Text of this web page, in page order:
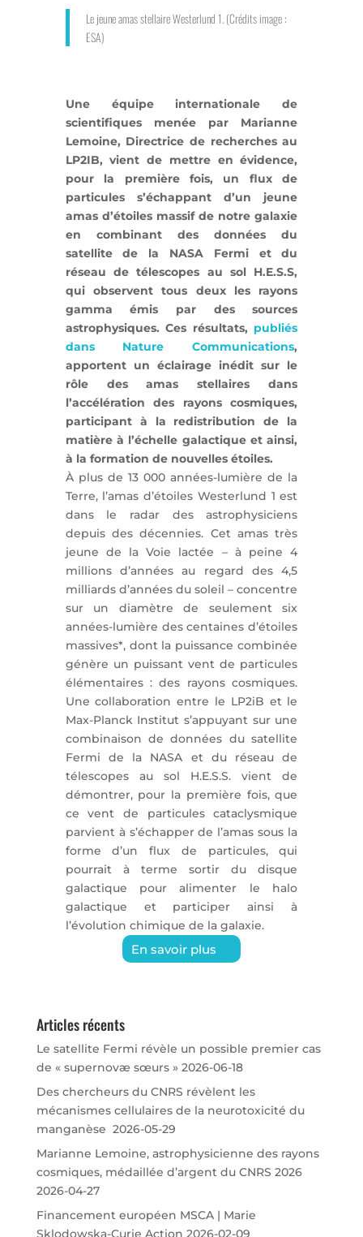
Le jeune amas stellaire Westerlund 1. (Crédits image :
ESA)
Une équipe internationale de
scientifiques menée par Marianne
Lemoine, Directrice de recherches au
LP2IB, vient de mettre en évidence,
pour la première fois, un flux de
particules s’échappant d’un jeune
amas d’étoiles massif de notre galaxie
en combinant des données du
satellite de la NASA Fermi et du
réseau de télescopes au sol H.E.S.S,
qui observent tous deux les rayons
gamma émis par des sources
astrophysiques. Ces résultats, publiés
dans Nature Communications,
apportent un éclairage inédit sur le
rôle des amas stellaires dans
l’accélération des rayons cosmiques,
participant à la redistribution de la
matière à l’échelle galactique et ainsi,
à la formation de nouvelles étoiles.
À plus de 13 000 années-lumière de la
Terre, l’amas d’étoiles Westerlund 1 est
dans le radar des astrophysiciens
depuis des décennies. Cet amas très
jeune de la Voie lactée – à peine 4
millions d’années au regard des 4,5
milliards d’années du soleil – concentre
sur un diamètre de seulement six
années-lumière des centaines d’étoiles
massives*, dont la puissance combinée
génère un puissant vent de particules
élémentaires : des rayons cosmiques.
Une collaboration entre le LP2iB et le
Max-Planck Institut s’appuyant sur une
combinaison de données du satellite
Fermi de la NASA et du réseau de
télescopes au sol H.E.S.S. vient de
démontrer, pour la première fois, que
ce vent de particules cataclysmique
parvient à s’échapper de l’amas sous la
forme d’un flux de particules, qui
pourrait à terme sortir du disque
galactique pour alimenter le halo
galactique et participer ainsi à
l’évolution chimique de la galaxie.
En savoir plus
Articles récents
Le satellite Fermi révèle un possible premier cas
de « supernovæ sœurs » 2026-06-18
Des chercheurs du CNRS révèlent les
mécanismes cellulaires de la neurotoxicité du
manganèse 2026-05-29
Marianne Lemoine, astrophysicienne des rayons
cosmiques, médaillée d’argent du CNRS 2026
2026-04-27
Financement européen MSCA | Marie
Sklodowska-Curie Action 2026-02-09